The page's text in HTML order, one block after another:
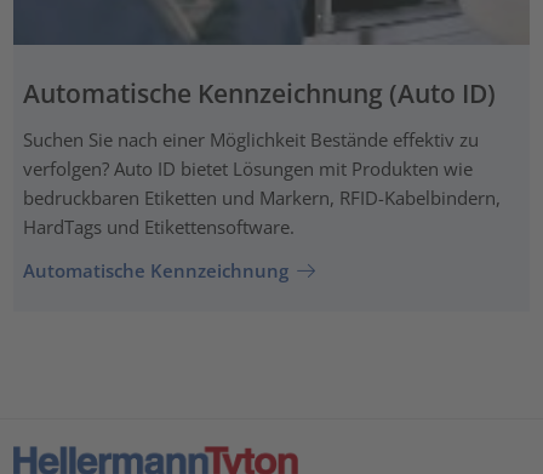
Automatische Kennzeichnung (Auto ID)
Suchen Sie nach einer Möglichkeit Bestände effektiv zu
verfolgen? Auto ID bietet Lösungen mit Produkten wie
bedruckbaren Etiketten und Markern, RFID-Kabelbindern,
HardTags und Etikettensoftware.
Automatische Kennzeichnung